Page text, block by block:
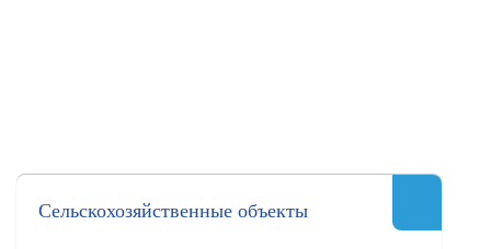
Сельскохозяйственные объекты